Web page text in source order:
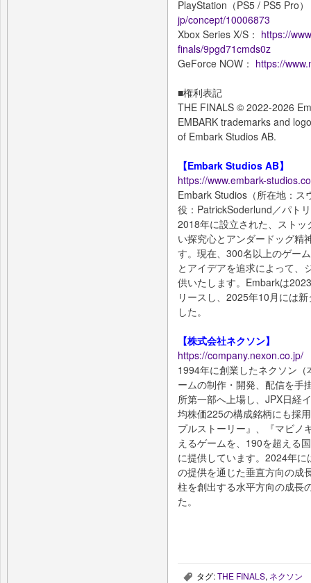
PlayStation（PS5 / PS5 Pro
jp/concept/10006873
Xbox Series X/S： https://
finals/9pgd71cmds0z
GeForce NOW： https://
■権利表記
THE FINALS © 2022-2026
EMBARK trademarks and
of Embark Studios AB.
【Embark Studios AB】
https://www.embark-
Embark Studios（所在地：ス
役：PatrickSoderlund／パト
2018年に設立された、スト
い探究心とアンダードッグ精
す。現在、300名以上のゲー
とアイデアを追求によって、
供いたします。Embarkは
リースし、2025年10月には
した。
【株式会社ネクソン】
https://company.nexon.co.jp/
1994年に創業したネクソン
ームの制作・開発、配信を手
所第一部へ上場し、JPX日経
均株価225の構成銘柄にも採
プルストーリー』、『マビノ
えるゲームを、190を超える
に提供しています。2024年
の提供を通じた垂直方向の成
柱を創出する水平方向の成長
た。
, タグ:THE FINALS, ネクソン